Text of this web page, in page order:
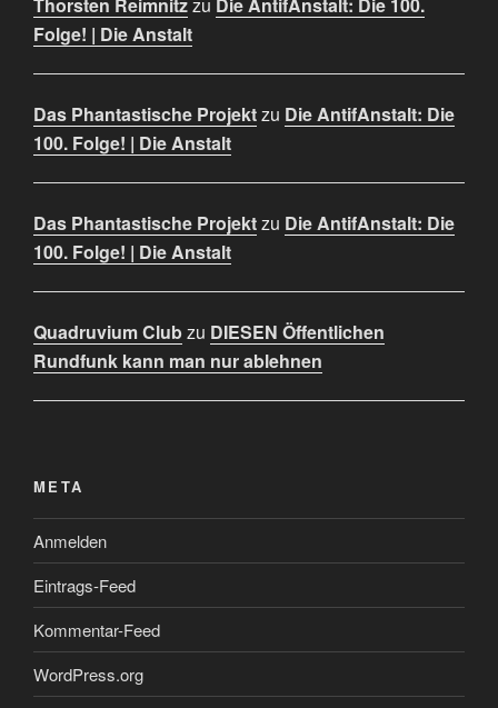
Folge! | Die Anstalt
Das Phantastische Projektzu Die AntifAnstalt: Die
100. Folge! | Die Anstalt
Das Phantastische Projektzu Die AntifAnstalt: Die
100. Folge! | Die Anstalt
Quadruvium Clubzu DIESEN Öffentlichen
Rundfunk kann man nur ablehnen
META
Anmelden
Eintrags-Feed
Kommentar-Feed
WordPress.org